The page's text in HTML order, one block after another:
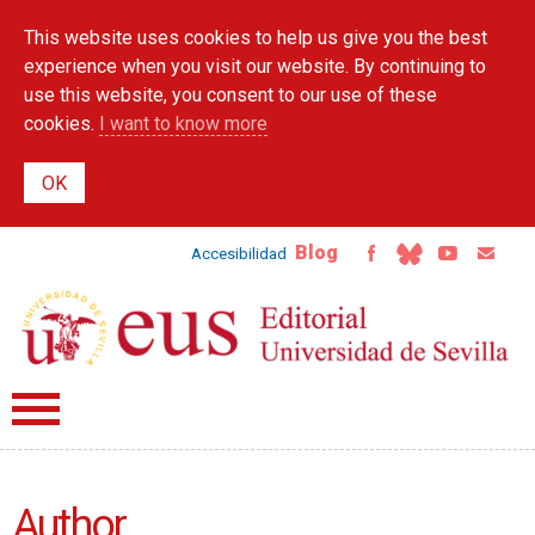
main
content
This website uses cookies to help us give you the best
experience when you visit our website. By continuing to
use this website, you consent to our use of these
cookies. I want to know more
Accesibilidad Blog